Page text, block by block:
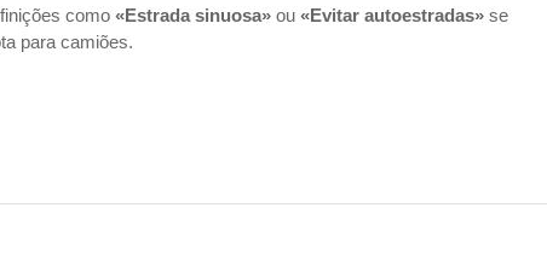
como«Estrada sinuosa» ou«Evitar autoestradas» se
para camiões.